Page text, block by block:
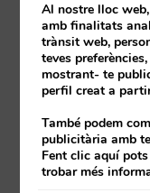
– La
base i la
l’entrada
Al nostre lloc
amb finalitats
trànsit web,
teves
mostrant- te
perfil creat a
També podem
publicitària amb
Fent clic aquí
trobar més